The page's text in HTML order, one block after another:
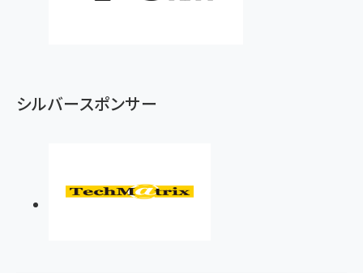
シルバースポンサー